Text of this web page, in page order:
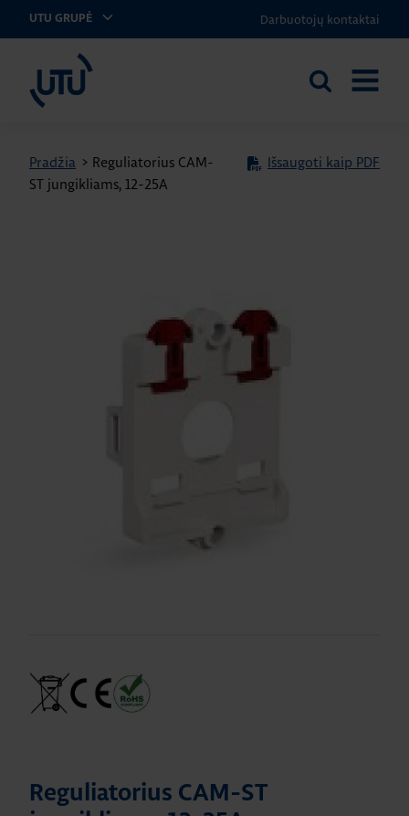
UTU GRUPĖ Darbuotojų kontaktai
UTU Lithuania
Ieškoti
Pradžia > Reguliatorius CAM-
ST jungikliams, 12-25A
Išsaugoti kaip PDF
Reguliatorius CAM-ST